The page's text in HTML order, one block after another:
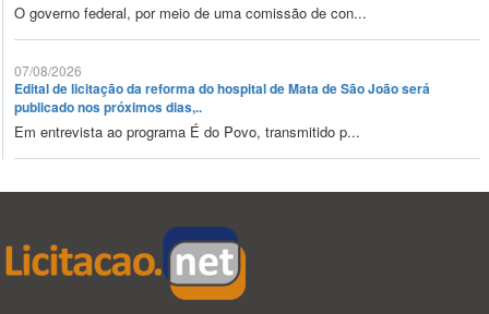
O governo federal, por meio de uma comissão de con...
07/08/2026
Edital de licitação da reforma do hospital de Mata de São João será
publicado nos próximos dias,..
Em entrevista ao programa É do Povo, transmitido p...